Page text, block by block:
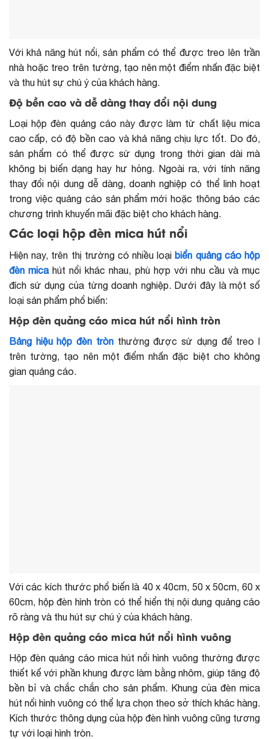
Với khả năng hút nổi, sản phẩm có thể được treo lên trần
nhà hoặc treo trên tường, tạo nên một điểm nhấn đặc biệt
và thu hút sự chú ý của khách hàng.
Độ bền cao và dễ dàng thay đổi nội dung
Loại hộp đèn quảng cáo này được làm từ chất liệu mica
cao cấp, có độ bền cao và khả năng chịu lực tốt. Do đó,
sản phẩm có thể được sử dụng trong thời gian dài mà
không bị biến dạng hay hư hỏng. Ngoài ra, với tính năng
thay đổi nội dung dễ dàng, doanh nghiệp có thể linh hoạt
trong việc quảng cáo sản phẩm mới hoặc thông báo các
chương trình khuyến mãi đặc biệt cho khách hàng.
Các loại hộp đèn mica hút nổi
Hiện nay, trên thị trường có nhiều loạibiển quảng cáo hộp
đèn micahút nổi khác nhau, phù hợp với nhu cầu và mục
đích sử dụng của từng doanh nghiệp. Dưới đây là một số
loại sản phẩm phổ biến:
Hộp đèn quảng cáo mica hút nổi hình tròn
Bảng hiệu hộp đèn trònthường được sử dụng để treo l
trên tường, tạo nên một điểm nhấn đặc biệt cho không
gian quảng cáo.
Với các kích thước phổ biến là 40 x 40cm, 50 x 50cm, 60 x
60cm, hộp đèn hình tròn có thể hiển thị nội dung quảng cáo
rõ ràng và thu hút sự chú ý của khách hàng.
Hộp đèn quảng cáo mica hút nổi hình vuông
Hộp đèn quảng cáo mica hút nổi hình vuông thường được
thiết kế với phần khung được làm bằng nhôm, giúp tăng độ
bền bỉ và chắc chắn cho sản phẩm. Khung của đèn mica
hút nổi hình vuông có thể lựa chọn theo sở thích khác hàng.
Kích thước thông dụng của hộp đèn hình vuông cũng tương
tự với loại hình tròn.